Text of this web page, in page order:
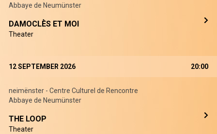
Abbaye de Neumünster
DAMOCLÈS ET MOI
Theater
12 SEPTEMBER 2026 20:00
neimënster - Centre Culturel de Rencontre
Abbaye de Neumünster
THE LOOP
Theater